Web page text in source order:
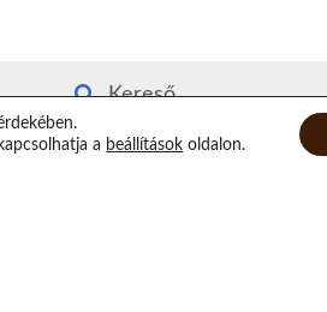
Kereső
Rólam
a beállítások oldalon.